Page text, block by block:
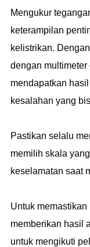
Mengukur
keterampilan
kelistrikan.
dengan multimeter
mendapatkan
kesalahan yang
Pastikan selalu
memilih skala
keselamatan saat
Untuk
memberikan hasil
untuk mengikuti